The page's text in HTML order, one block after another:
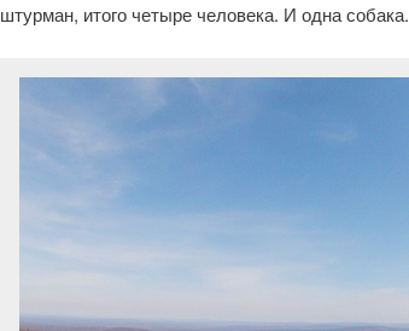
штурман, итого четыре человека. И одна собака.